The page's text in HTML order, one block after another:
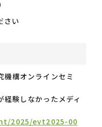
さい
構オンラインセミ
験しなかったメディ
2025/evt2025-00